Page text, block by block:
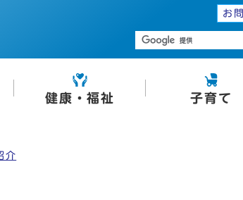
お
健康・福祉 子育て
介